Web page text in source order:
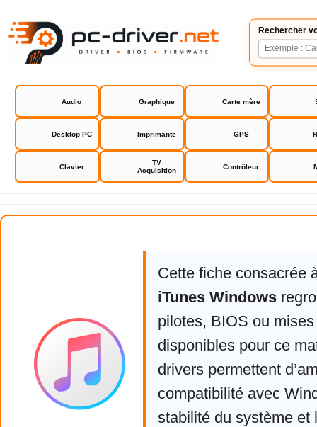
Rechercher
Audio Graphique Carte mère
Desktop PC Imprimante GPS
Clavier
TV
Acquisition
Contrôleur
Apple iTunes Windows
Cette fiche consacrée
iTunes Windows
pilotes, BIOS ou
disponibles pour ce
drivers permettent
compatibilité avec
stabilité du système et